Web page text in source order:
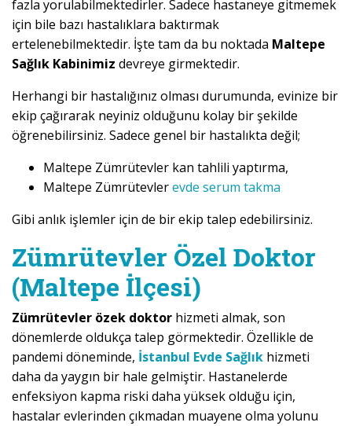
fazla yorulabilmektedirler. Sadece hastaneye gitmemek
için bile bazı hastalıklara baktırmak
ertelenebilmektedir. İşte tam da bu noktada Maltepe
Sağlık Kabinimiz devreye girmektedir.
Herhangi bir hastalığınız olması durumunda, evinize bir
ekip çağırarak neyiniz olduğunu kolay bir şekilde
öğrenebilirsiniz. Sadece genel bir hastalıkta değil;
Maltepe Zümrütevler kan tahlili yaptırma,
Maltepe Zümrütevlerevde serum takma
Gibi anlık işlemler için de bir ekip talep edebilirsiniz.
Zümrütevler Özel Doktor
(Maltepe İlçesi)
Zümrütevler özek doktor hizmeti almak, son
dönemlerde oldukça talep görmektedir. Özellikle de
pandemi döneminde, İstanbul Evde Sağlık hizmeti
daha da yaygın bir hale gelmiştir. Hastanelerde
enfeksiyon kapma riski daha yüksek olduğu için,
hastalar evlerinden çıkmadan muayene olma yolunu